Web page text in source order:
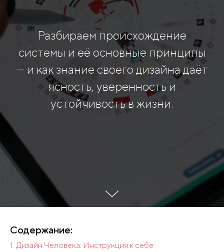
Разбираем происхождение
системы и её основные принципы
— и как знание своего дизайна даёт
ясность, уверенность и
устойчивость в жизни.
Содержание:
1. Дизайн Человека: Инструкция к себе